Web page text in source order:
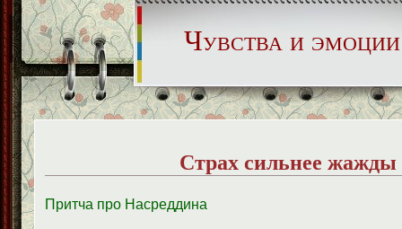
Чувства и эмоции
Страх сильнее жажды
Притча про Насреддина